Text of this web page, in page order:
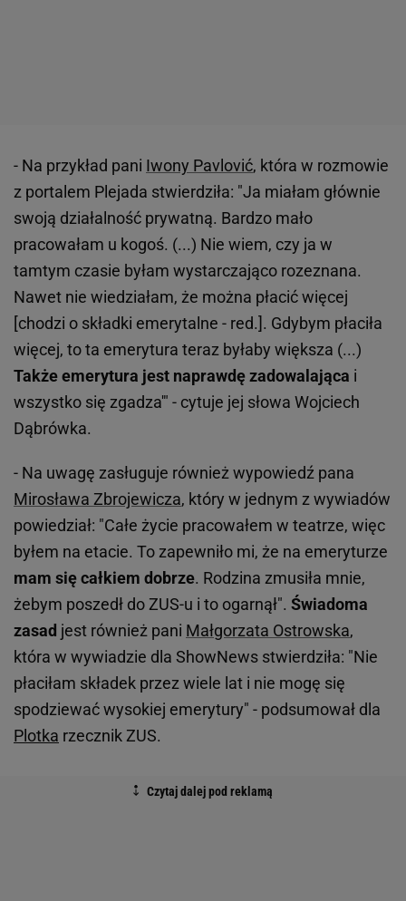
- Na przykład pani Iwony Pavlović, która w rozmowie
z portalem Plejada stwierdziła: "Ja miałam głównie
swoją działalność prywatną. Bardzo mało
pracowałam u kogoś. (...) Nie wiem, czy ja w
tamtym czasie byłam wystarczająco rozeznana.
Nawet nie wiedziałam, że można płacić więcej
[chodzi o składki emerytalne - red.]. Gdybym płaciła
więcej, to ta emerytura teraz byłaby większa (...)
Także emerytura jest naprawdę zadowalająca i
wszystko się zgadza'" - cytuje jej słowa Wojciech
Dąbrówka.
- Na uwagę zasługuje również wypowiedź pana
Mirosława Zbrojewicza, który w jednym z wywiadów
powiedział: "Całe życie pracowałem w teatrze, więc
byłem na etacie. To zapewniło mi, że na emeryturze
mam się całkiem dobrze. Rodzina zmusiła mnie,
żebym poszedł do ZUS-u i to ogarnął". Świadoma
zasad jest również pani Małgorzata Ostrowska,
która w wywiadzie dla ShowNews stwierdziła: "Nie
płaciłam składek przez wiele lat i nie mogę się
spodziewać wysokiej emerytury" - podsumował dla
Plotka rzecznik ZUS.